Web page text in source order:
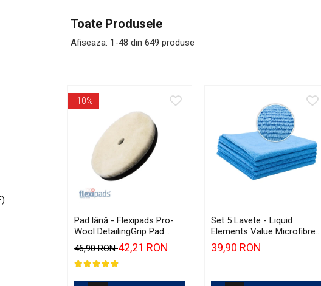
Toate Produsele
Afiseaza: 1-48 din 649 produse
-10%
Pad lână - Flexipads Pro-
Wool DetailingGrip Pad
135mm
46,90 RON42,21 RON
Set 5 Lavete - Liquid
Elements Value Microfibres
Blue 310gsm
39,90 RON